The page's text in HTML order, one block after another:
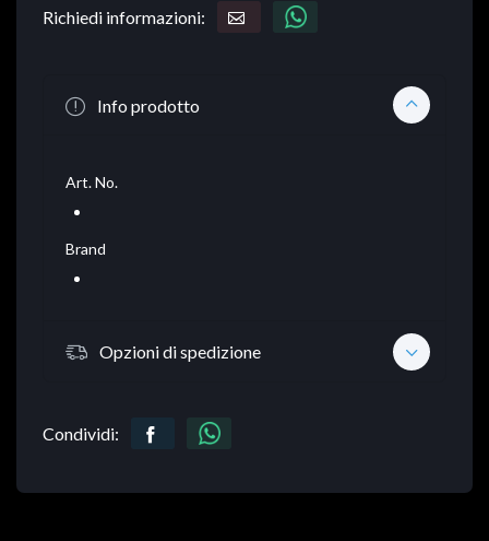
Richiedi informazioni:
Info prodotto
Art. No.
Brand
Opzioni di spedizione
Condividi: